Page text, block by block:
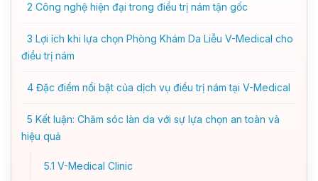
2 Công nghệ hiện đại trong điều trị nám tận gốc
3 Lợi ích khi lựa chọn Phòng Khám Da Liễu V-Medical cho
điều trị nám
4 Đặc điểm nổi bật của dịch vụ điều trị nám tại V-Medical
5 Kết luận: Chăm sóc làn da với sự lựa chọn an toàn và
hiệu quả
5.1 V-Medical Clinic